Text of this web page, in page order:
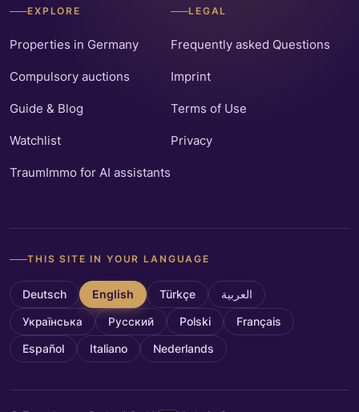
EXPLORE
Properties in Germany
Compulsory auctions
Guide & Blog
Watchlist
TraumImmo for AI assistants
LEGAL
Frequently asked Questions
Imprint
Terms of Use
Privacy
THIS SITE IN YOUR LANGUAGE
Deutsch English Türkçe العربية
Українська Русский Polski Français
Español Italiano Nederlands